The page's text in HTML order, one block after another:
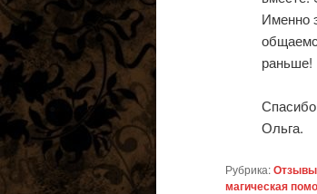
Именно
раньше!
Ольга.
Рубрика:Отзывы
магическая